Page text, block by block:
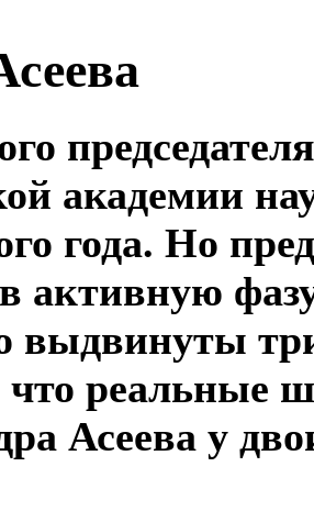
академии
года. Но
активную
выдвинуты
что реальные
Асеева у